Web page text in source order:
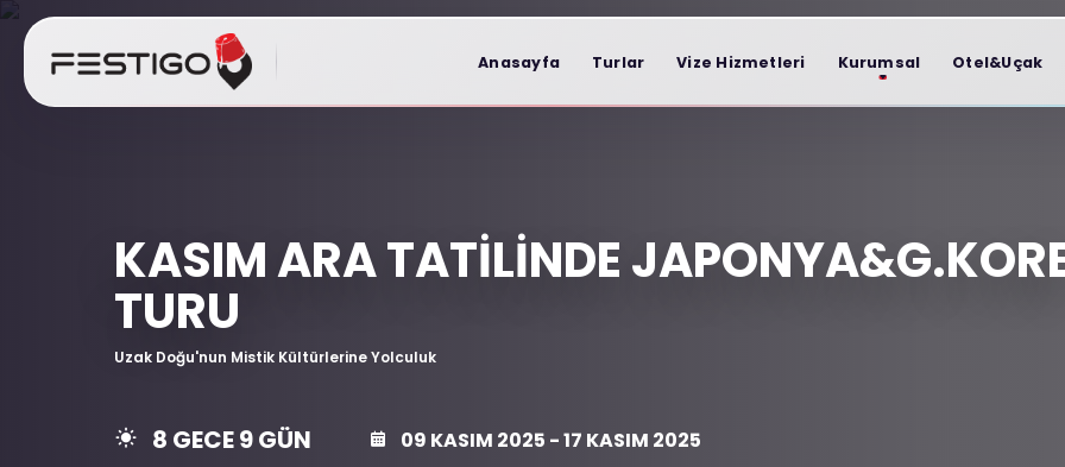
Anasayfa Turlar Vize Hizmetleri Kurumsal Otel&Uçak
KASIM ARA TATILINDE
TURU
Uzak Doğu'nun Mistik Kültürlerine Yolculuk
8 GECE 9 GÜN 09 KASIM 2025 - 17 KASIM 2025